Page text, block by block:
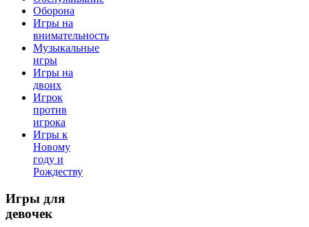
Оборона
Игры на
внимательность
Музыкальные
игры
Игры на
двоих
Игрок
против
игрока
Игры к
Новому
году и
Рождеству
Игры для
девочек